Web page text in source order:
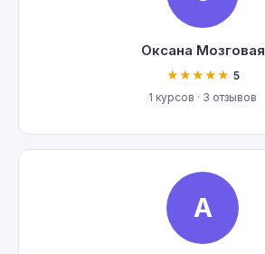
Оксана Мозговая
★★★★★ 5
1 курсов · 3 отзывов
А